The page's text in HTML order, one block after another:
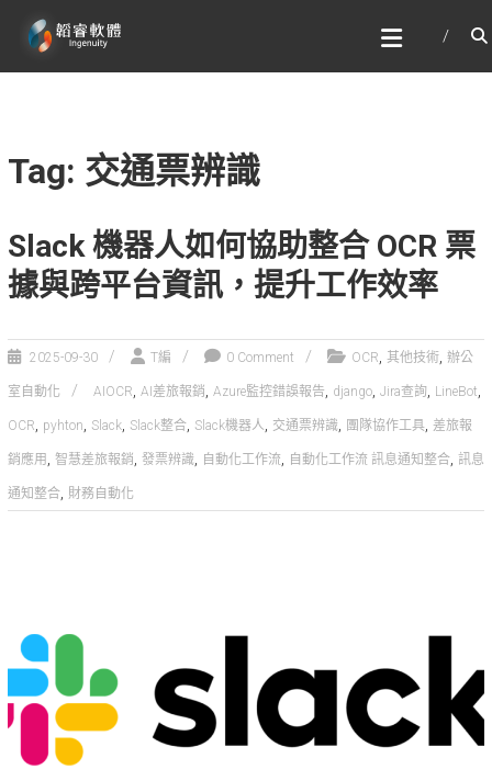
content
韜睿軟體有限公司
文字辨識與自然語言處理的專家
Tag: 交通票辨識
Slack 機器人如何協助整合 OCR 票
據與跨平台資訊，提升工作效率
2025-09-30 T編 0 Comment OCR, 其他技術, 辦公
室自動化 AIOCR, AI差旅報銷, Azure監控錯誤報告, django, Jira查詢, LineBot,
OCR, pyhton, Slack, Slack整合, Slack機器人, 交通票辨識, 團隊協作工具, 差旅報
銷應用 , 智慧差旅報銷, 發票辨識, 自動化工作流, 自動化工作流 訊息通知整合, 訊息
通知整合, 財務自動化